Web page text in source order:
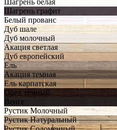
Шагрень графит
Белый прованс
Дуб шале
Дуб молочный
Акация светлая
Дуб европейский
Ель
Акация темная
Ель карпатская
Орех темный
Венге
Рустик Молочный
Рустик Натуральный